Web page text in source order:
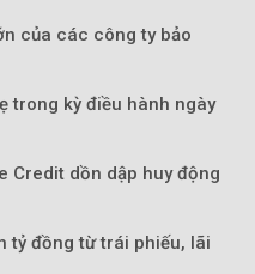
của các công ty bảo
trong kỳ điều hành ngày
Credit dồn dập huy động
tỷ đồng từ trái phiếu, lãi